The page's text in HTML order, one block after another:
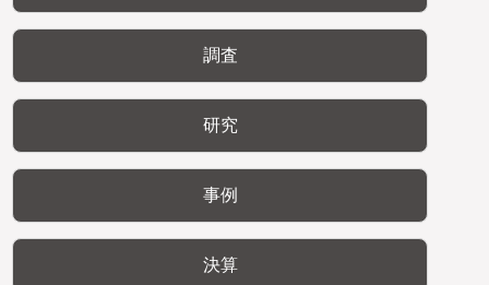
調査
研究
事例
決算